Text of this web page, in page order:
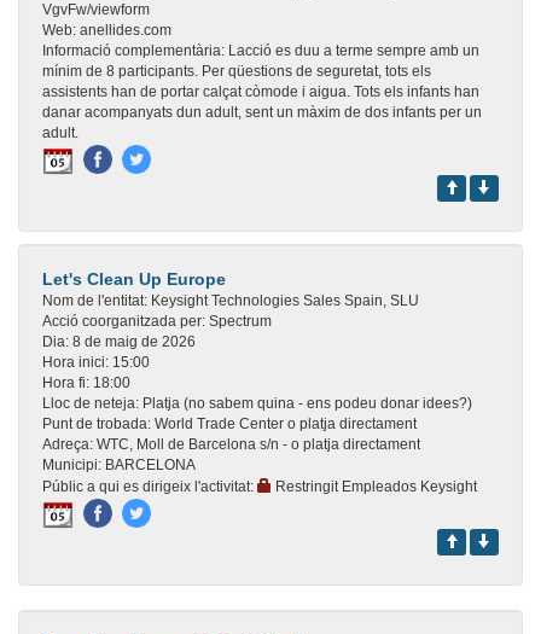
VgvFw/viewform
Web: anellides.com
Informació complementària: Lacció es duu a terme sempre amb un
mínim de 8 participants. Per qüestions de seguretat, tots els
assistents han de portar calçat còmode i aigua. Tots els infants han
danar acompanyats dun adult, sent un màxim de dos infants per un
adult.
Let's Clean Up Europe
Nom de l'entitat: Keysight Technologies Sales Spain, SLU
Acció coorganitzada per: Spectrum
Dia: 8 de maig de 2026
Hora inici: 15:00
Hora fi: 18:00
Lloc de neteja: Platja (no sabem quina - ens podeu donar idees?)
Punt de trobada: World Trade Center o platja directament
Adreça: WTC, Moll de Barcelona s/n - o platja directament
Municipi: BARCELONA
Públic a qui es dirigeix l'activitat:
Restringit Empleados Keysight